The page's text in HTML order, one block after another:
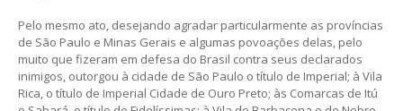
Pelo mesmo ato, desejando agradar particularmente as províncias
de São Paulo e Minas Gerais e algumas povoações delas, pelo
muito que fizeram em defesa do Brasil contra seus declarados
inimigos, outorgou à cidade de São Paulo o título de Imperial; à Vila
Rica, o título de Imperial Cidade de Ouro Preto; às Comarcas de Itú